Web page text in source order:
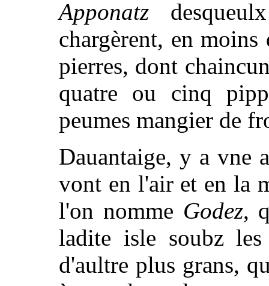
Apponatz
chargèrent, en moins
pierres, dont
quatre ou cinq
peumes mangier de
Dauantaige, y a vne
vont en l'air et en la
l'on nomme Godez,
ladite isle soubz
d'aultre plus grans,